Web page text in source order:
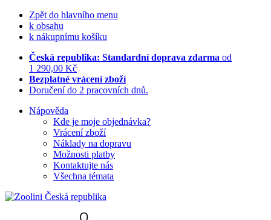
Zpět do hlavního menu
k obsahu
k nákupnímu košíku
Česká republika: Standardní doprava zdarma od
1 290,00 Kč
Bezplatné vrácení zboží
Doručení do 2 pracovních dnů.
Nápověda
Kde je moje objednávka?
Vrácení zboží
Náklady na dopravu
Možnosti platby
Kontaktujte nás
Všechna témata